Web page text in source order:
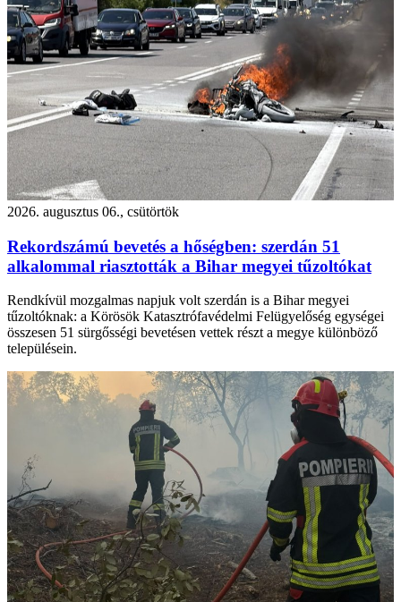
2026. augusztus 06., csütörtök
Rekordszámú bevetés a hőségben: szerdán 51
alkalommal riasztották a Bihar megyei tűzoltókat
Rendkívül mozgalmas napjuk volt szerdán is a Bihar megyei
tűzoltóknak: a Körösök Katasztrófavédelmi Felügyelőség egységei
összesen 51 sürgősségi bevetésen vettek részt a megye különböző
településein.